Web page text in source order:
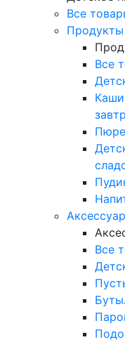
Все
Продукты
Все
Все